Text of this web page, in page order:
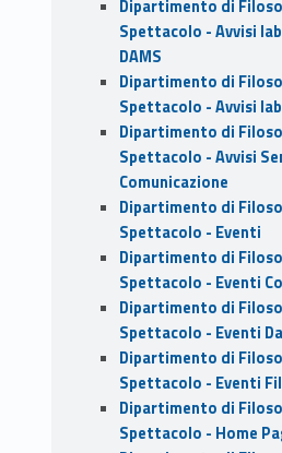
Dipartimento di
Spettacolo - Avvisi
DAMS
Dipartimento di
Spettacolo - Avvisi
Dipartimento di
Spettacolo - Avvisi
Comunicazione
Dipartimento di
Spettacolo - Eventi
Dipartimento di
Spettacolo - Eventi
Dipartimento di
Spettacolo - Eventi
Dipartimento di
Spettacolo - Eventi
Dipartimento di
Spettacolo - Home